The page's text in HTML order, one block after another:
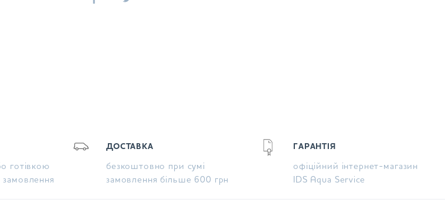
готівкою
замовлення
ДОСТАВКА
безкоштовно при сумі
замовлення більше 600 грн
ГАРАНТІЯ
офіційний інтернет-магазин
IDS Aqua Service